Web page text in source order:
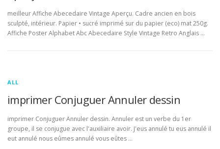
meilleur Affiche Abecedaire Vintage Aperçu. Cadre ancien en bois
sculpté, intérieur. Papier • sucré imprimé sur du papier (eco) mat 250g.
Affiche Poster Alphabet Abc Abecedaire Style Vintage Retro Anglais …
ALL
imprimer Conjuguer Annuler dessin
imprimer Conjuguer Annuler dessin. Annuler est un verbe du 1er
groupe, il se conjugue avec l'auxiliaire avoir. J'eus annulé tu eus annulé il
eut annulé nous eûmes annulé vous eûtes …